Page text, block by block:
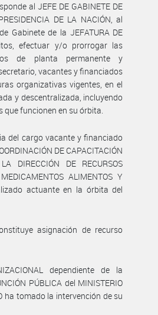
al JEFE DE GABINETE DE
DE LA NACIÓN, al
Gabinete de la JEFATURA DE
efectuar y/o prorrogar las
de planta permanente y
vacantes y financiados
organizativas vigentes, en el
y descentralizada, incluyendo
que funcionen en su órbita.
del cargo vacante y financiado
DE CAPACITACIÓN
DIRECCIÓN DE RECURSOS
ALIMENTOS Y
actuante en la órbita del
asignación de recurso
dependiente de la
PÚBLICA del MINISTERIO
ha tomado la intervención de su